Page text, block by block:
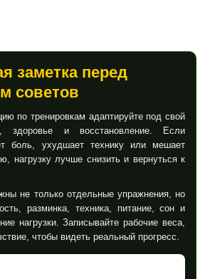
заметка перед
советов
по тренировкам адаптируйте под свой
здоровье и восстановление. Если
боль, ухудшает технику или мешает
нагрузку лучше снизить и вернуться к
не только отдельные упражнения, но
разминка, техника, питание, сон и
нагрузки. Записывайте рабочие веса,
чтобы видеть реальный прогресс.